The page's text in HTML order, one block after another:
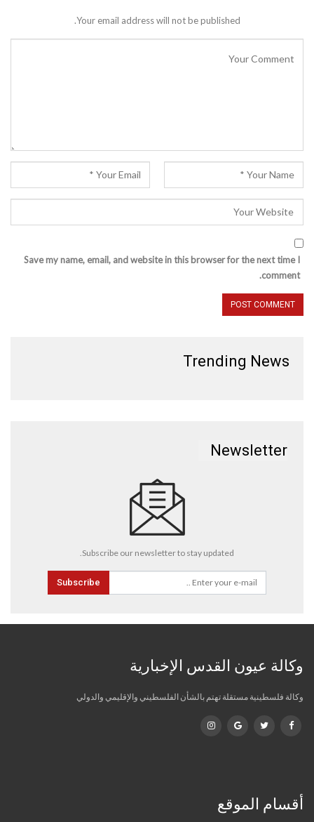
Your email address will not be published.
Save my name, email, and website in this browser for the next time I
comment.
Trending News
Newsletter
Subscribe our newsletter to stay updated.
Subscribe
وكالة عيون القدس الإخبارية
وكالة فلسطينية مستقلة تهتم بالشأن الفلسطيني والإقليمي والدولي
أقسام الموقع